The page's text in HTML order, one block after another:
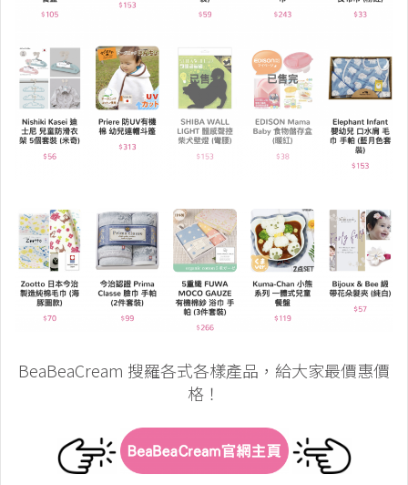
BeaBeaCream 搜羅各式各樣產品，給大家最價惠價
格！